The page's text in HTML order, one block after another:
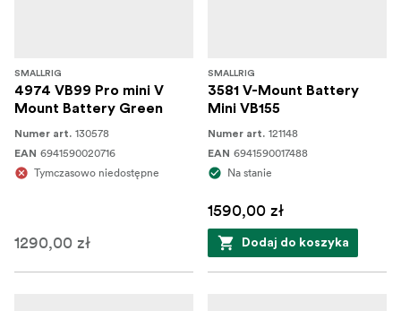
SMALLRIG
4974 VB99 Pro mini V
Mount Battery Green
Numer art. 130578
EAN 6941590020716
Tymczasowo niedostępne
1290,00 zł
SMALLRIG
3581 V-Mount Battery
Mini VB155
Numer art. 121148
EAN 6941590017488
Na stanie
1590,00 zł
Dodaj do koszyka